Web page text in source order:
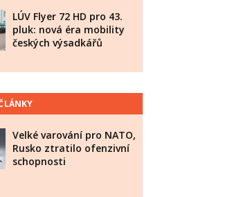
LÚV Flyer 72 HD pro 43.
pluk: nová éra mobility
českých výsadkářů
Velké varování pro NATO,
Rusko ztratilo ofenzivní
schopnosti